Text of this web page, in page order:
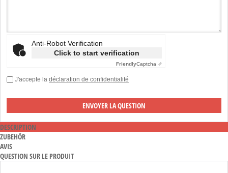
Anti-Robot Verification
Click to start verification
FriendlyCaptcha ⇗
J'accepte la déclaration de confidentialité
DESCRIPTION
ZUBEHÖR
AVIS
QUESTION SUR LE PRODUIT